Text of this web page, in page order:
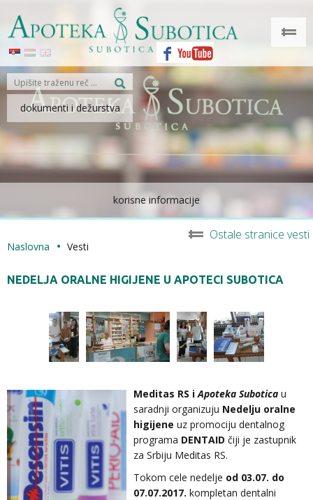
dokumenti i dežurstva
korisne informacije
Ostale stranice vesti
Naslovna Vesti
NEDELJA ORALNE HIGIJENE U APOTECI SUBOTICA
Meditas RS iApoteka Subotica u
saradnji organizuju Nedelju oralne
higijene uz promociju dentalnog
programa DENTAID čiji je zastupnik
za Srbiju Meditas RS.
Tokom cele nedelje od 03.07. do
07.07.2017. kompletan dentalni